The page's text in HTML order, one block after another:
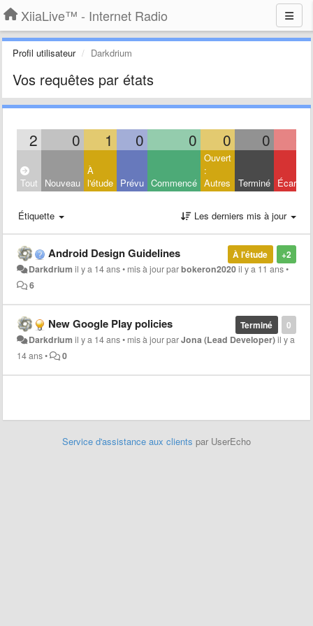
XiiaLive™ - Internet Radio
Profil utilisateur Darkdrium
Vos requêtes par états
2 0 1 0 0 0 0
Tout Nouveau
À
l'étude Prévu Commencé
Ouvert
:
Autres
Terminé Écarté
Étiquette Les derniers mis à jour
+2
À l'étude
Android Design Guidelines
Darkdrium il y a 14 ans• mis à jour parbokeron2020il y a 11 ans•
6
0
Terminé
New Google Play policies
Darkdrium il y a 14 ans• mis à jour parJona (Lead Developer)il y a
14 ans• 0
Service d'assistance aux clients par UserEcho